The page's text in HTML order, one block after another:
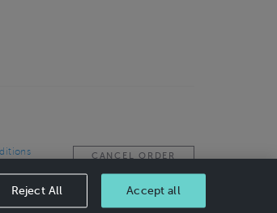
CANCEL ORDER
Reject All Accept all